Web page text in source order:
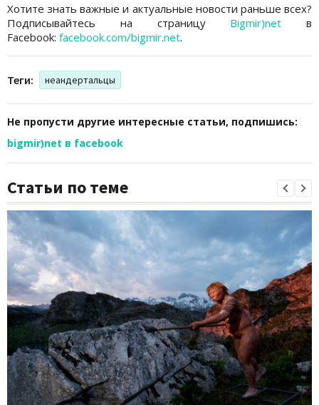
Хотите знать важные и актуальные новости раньше всех?
Подписывайтесь на страницу Bigmir)net в
Facebook: facebook.com/bigmir.net.
Теги: неандертальцы
Не пропусти другие интересные статьи, подпишись:
bigmir)net в facebook
Статьи по теме